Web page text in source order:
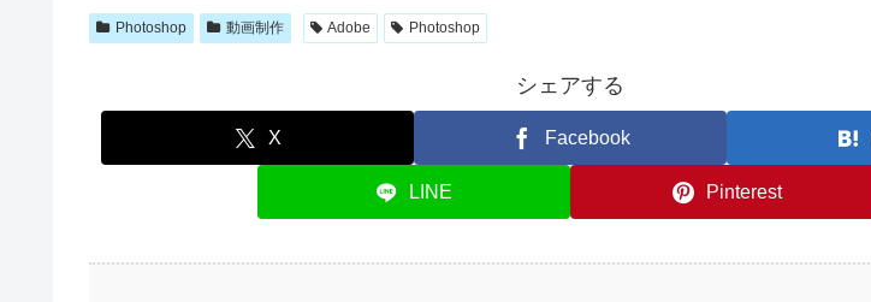
Photoshop 動画制作 Adobe Photoshop
シェアする
X Facebook
LINE Pinterest